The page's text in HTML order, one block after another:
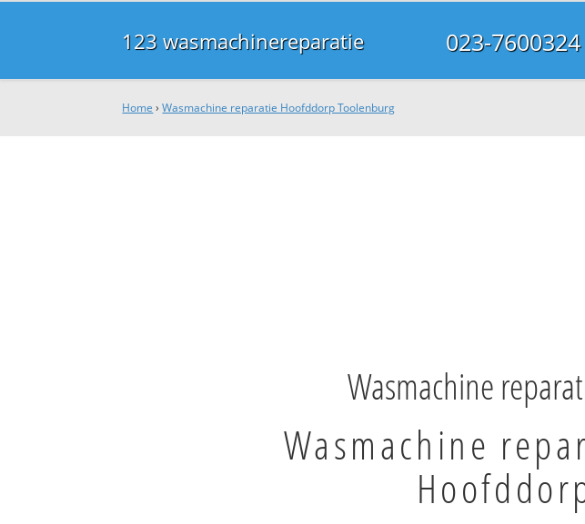
123 wasmachinereparatie 023-7600324
Home ›Wasmachine reparatie Hoofddorp Toolenburg
Wasmachine
Wasmachine